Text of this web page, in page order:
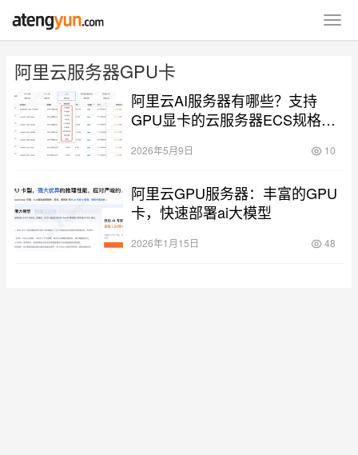
阿里云服务器GPU卡
阿里云AI服务器有哪些？支持
GPU显卡的云服务器ECS规格族
2026年5月9日 10
阿里云GPU服务器：丰富的GPU
卡，快速部署ai大模型
2026年1月15日 48